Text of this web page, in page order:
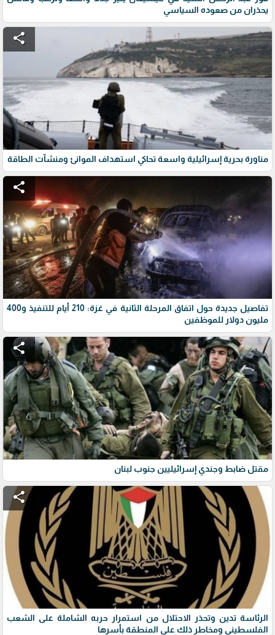
يحذران من صعوده السياسي
share
مناورة بحرية إسرائيلية واسعة تحاكي استهداف الموانئ ومنشآت الطاقة
share
تفاصيل جديدة حول اتفاق المرحلة الثانية في غزة: 210 أيام للتنفيذ و400
مليون دولار للموظفين
share
مقتل ضابط وجندي إسرائيليين جنوب لبنان
share
الرئاسة تدين وتحذر الاحتلال من استمرار حربه الشاملة على الشعب
الفلسطيني ومخاطر ذلك على المنطقة بأسرها